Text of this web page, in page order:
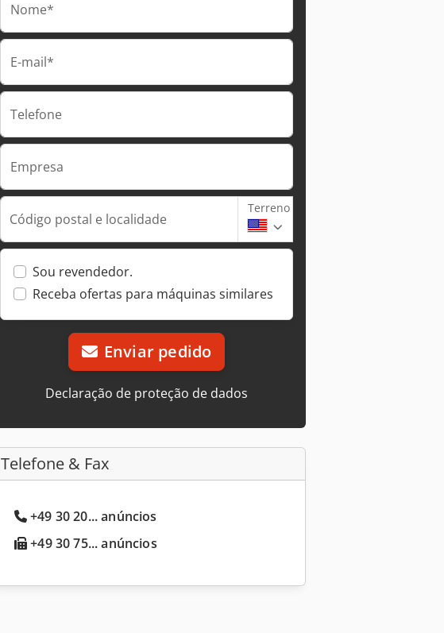
Nome*
E-mail*
Telefone
Empresa
Código postal e localidade
Terreno
Sou revendedor.
Receba ofertas para máquinas similares
Enviar pedido
Declaração de proteção de dados
Telefone & Fax
+49 30 20... anúncios
+49 30 75... anúncios